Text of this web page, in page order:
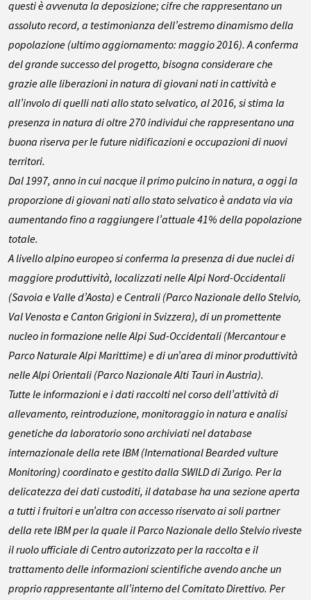
questi è avvenuta la deposizione; cifre che rappresentano un
assoluto record, a testimonianza dell’estremo dinamismo della
popolazione (ultimo aggiornamento: maggio 2016). A conferma
del grande successo del progetto, bisogna considerare che
grazie alle liberazioni in natura di giovani nati in cattività e
all’involo di quelli nati allo stato selvatico, al 2016, si stima la
presenza in natura di oltre 270 individui che rappresentano una
buona riserva per le future nidificazioni e occupazioni di nuovi
territori.
Dal 1997, anno in cui nacque il primo pulcino in natura, a oggi la
proporzione di giovani nati allo stato selvatico è andata via via
aumentando fino a raggiungere l’attuale 41% della popolazione
totale.
A livello alpino europeo si conferma la presenza di due nuclei di
maggiore produttività, localizzati nelle Alpi Nord-Occidentali
(Savoia e Valle d’Aosta) e Centrali (Parco Nazionale dello Stelvio,
Val Venosta e Canton Grigioni in Svizzera), di un promettente
nucleo in formazione nelle Alpi Sud-Occidentali (Mercantour e
Parco Naturale Alpi Marittime) e di un’area di minor produttività
nelle Alpi Orientali (Parco Nazionale Alti Tauri in Austria).
Tutte le informazioni e i dati raccolti nel corso dell’attività di
allevamento, reintroduzione, monitoraggio in natura e analisi
genetiche da laboratorio sono archiviati nel database
internazionale della rete IBM (International Bearded vulture
Monitoring) coordinato e gestito dalla SWILD di Zurigo. Per la
delicatezza dei dati custoditi, il database ha una sezione aperta
a tutti i fruitori e un’altra con accesso riservato ai soli partner
della rete IBM per la quale il Parco Nazionale dello Stelvio riveste
il ruolo ufficiale di Centro autorizzato per la raccolta e il
trattamento delle informazioni scientifiche avendo anche un
proprio rappresentante all’interno del Comitato Direttivo. Per